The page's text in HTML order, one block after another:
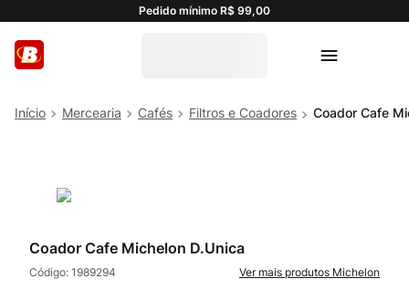
Pedido mínimo R$ 99,00
Mercearia Cafés Filtros e Coadores Coador Cafe
Coador Cafe Michelon D.Unica
Código: 1989294 Michelon